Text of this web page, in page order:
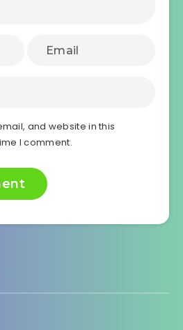
and website in this
I comment.